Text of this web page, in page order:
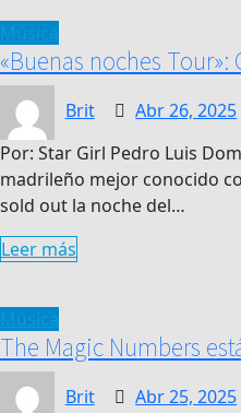
«Buenas noches Tour»:
Brit Abr 26, 2025
Por: Star Girl Pedro Luis
madrileño mejor conocido
sold out la noche del…
Leer más
The Magic Numbers
Brit Abr 25, 2025